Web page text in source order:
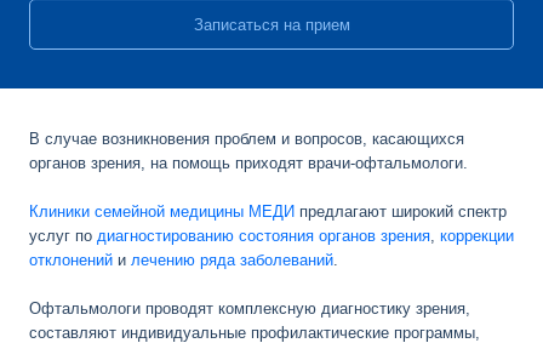
Записаться на прием
В случае возникновения проблем и вопросов, касающихся
органов зрения, на помощь приходят врачи-офтальмологи.
Клиники семейной медицины МEДИ предлагают широкий спектр
услуг по диагностированию состояния органов зрения, коррекции
отклонений и лечению ряда заболеваний.
Офтальмологи проводят комплексную диагностику зрения,
составляют индивидуальные профилактические программы,